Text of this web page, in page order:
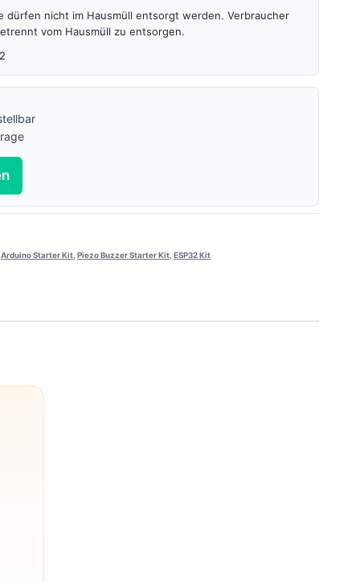
dürfen nicht im Hausmüll entsorgt werden. Verbraucher
vom Hausmüll zu entsorgen.
Arduino Starter Kit, Piezo Buzzer Starter Kit, ESP32 Kit